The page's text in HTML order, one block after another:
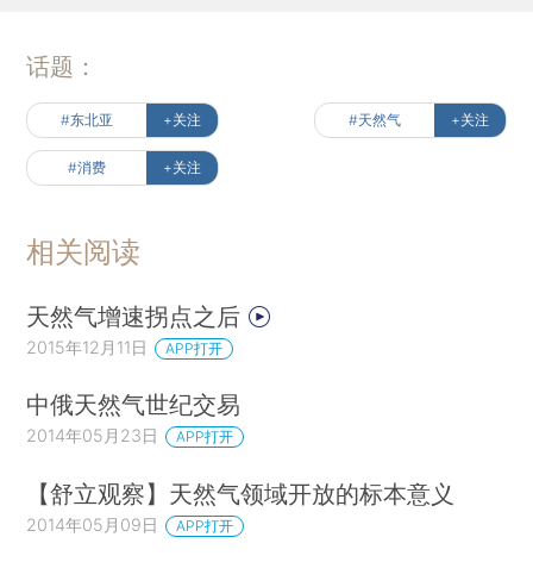
话题：
#东北亚 +关注 #天然气 +关注
#消费 +关注
相关阅读
天然气增速拐点之后
2015年12月11日 APP打开
中俄天然气世纪交易
2014年05月23日 APP打开
【舒立观察】天然气领域开放的标本意义
2014年05月09日 APP打开